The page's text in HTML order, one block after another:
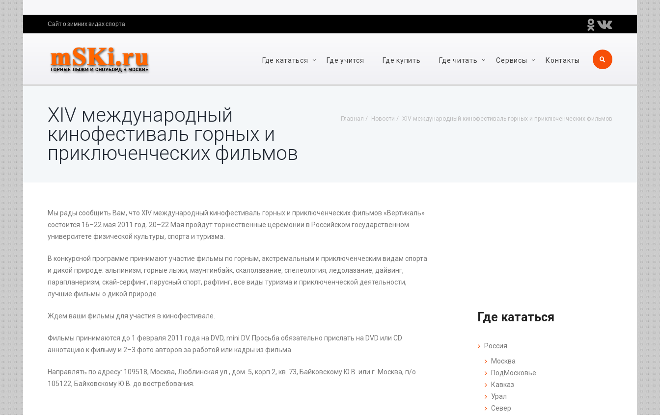
Сайт о зимних видах спорта
Где кататься Где учится Где купить Где читать Сервисы Контакты
Главная Новости ХIV международный кинофестиваль горных и приключенческих фильмов
ХIV международный
кинофестиваль горных и
приключенческих фильмов
Мы рады сообщить Вам, что ХIV международный кинофестиваль горных и приключенческих фильмов «Вертикаль»
состоится 16–22 мая 2011 год. 20–22 Мая пройдут торжественные церемонии в Российском государственном
университете физической культуры, спорта и туризма.
В конкурсной программе принимают участие фильмы по горным, экстремальным и приключенческим видам спорта
и дикой природе: альпинизм, горные лыжи, маунтинбайк, скалолазание, спелеология, ледолазание, дайвинг,
парапланеризм, скай-серфинг, парусный спорт, рафтинг, все виды туризма и приключенческой деятельности,
лучшие фильмы о дикой природе.
Ждем ваши фильмы для участия в кинофестивале.
Фильмы принимаются до 1 февраля 2011 года на DVD, mini DV. Просьба обязательно прислать на DVD или CD
аннотацию к фильму и 2–3 фото авторов за работой или кадры из фильма.
Направлять по адресу: 109518, Москва, Люблинская ул., дом. 5, корп.2, кв. 73, Байковскому Ю.В. или г. Москва, п/о
105122, Байковскому Ю.В. до востребования.
Где кататься
Россия
Москва
ПодМосковье
Кавказ
Урал
Север